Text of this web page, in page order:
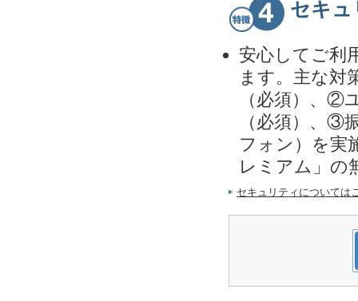
セキュ
安心してご利
ます。主な対
（必須）、②
（必須）、③
フォン）を実
レミアム」の
セキュリティについては